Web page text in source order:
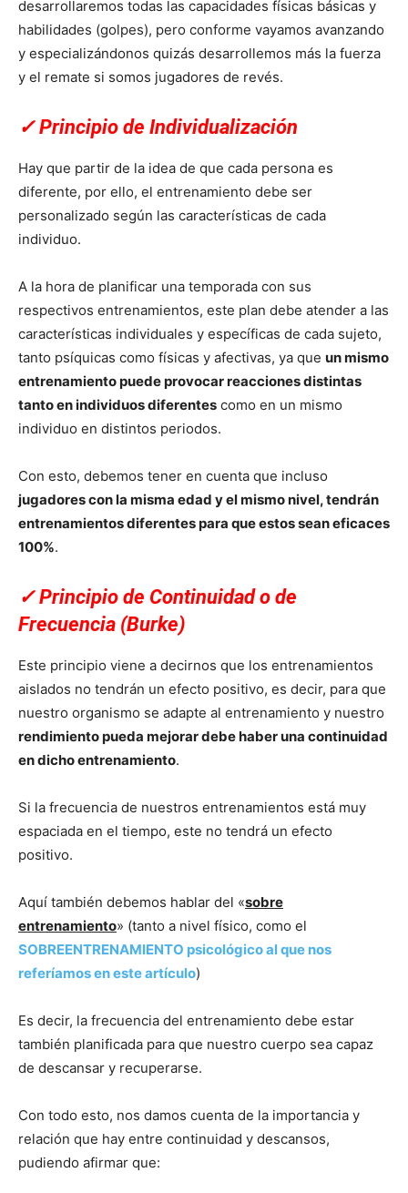
desarrollaremos todas las capacidades físicas básicas y
habilidades (golpes), pero conforme vayamos avanzando
y especializándonos quizás desarrollemos más la fuerza
y el remate si somos jugadores de revés.
✓Principio de Individualización
Hay que partir de la idea de que cada persona es
diferente, por ello, el entrenamiento debe ser
personalizado según las características de cada
individuo.
A la hora de planificar una temporada con sus
respectivos entrenamientos, este plan debe atender a las
características individuales y específicas de cada sujeto,
tanto psíquicas como físicas y afectivas, ya que un mismo
entrenamiento puede provocar reacciones distintas
tanto en individuos diferentes como en un mismo
individuo en distintos periodos.
Con esto, debemos tener en cuenta que incluso
jugadores con la misma edad y el mismo nivel, tendrán
entrenamientos diferentes para que estos sean eficaces
100%.
✓ Principio de Continuidad o de
Frecuencia (Burke)
Este principio viene a decirnos que los entrenamientos
aislados no tendrán un efecto positivo, es decir, para que
nuestro organismo se adapte al entrenamiento y nuestro
rendimiento pueda mejorar debe haber una continuidad
en dicho entrenamiento.
Si la frecuencia de nuestros entrenamientos está muy
espaciada en el tiempo, este no tendrá un efecto
positivo.
Aquí también debemos hablar del «sobre
entrenamiento» (tanto a nivel físico, como el
SOBREENTRENAMIENTO psicológico al que nos
referíamos en este artículo)
Es decir, la frecuencia del entrenamiento debe estar
también planificada para que nuestro cuerpo sea capaz
de descansar y recuperarse.
Con todo esto, nos damos cuenta de la importancia y
relación que hay entre continuidad y descansos,
pudiendo afirmar que: